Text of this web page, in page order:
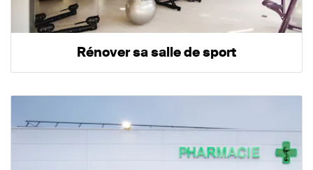
Rénover sa salle de sport